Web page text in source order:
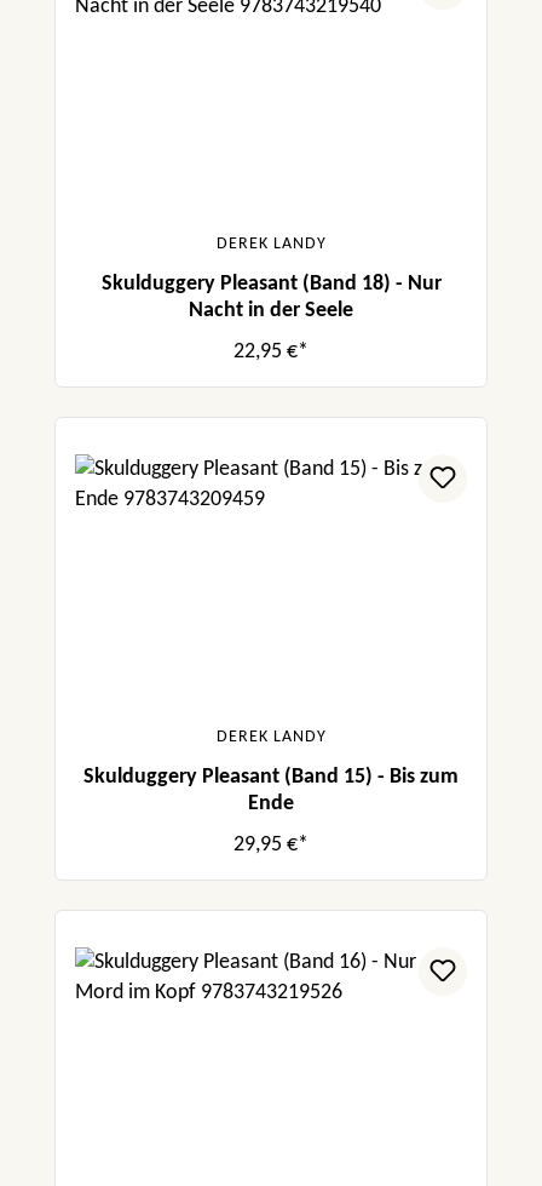
DEREK LANDY
Skulduggery Pleasant (Band 18) - Nur
Nacht in der Seele
22,95 €*
DEREK LANDY
Skulduggery Pleasant (Band 15) - Bis zum
Ende
29,95 €*